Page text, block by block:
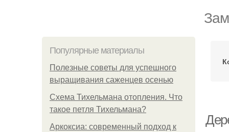
Популярные материалы
Полезные советы для успешного
выращивания саженцев осенью
Схема Тихельмана отопления. Что
такое петля Тихельмана?
Аркоксиа: современный подход к